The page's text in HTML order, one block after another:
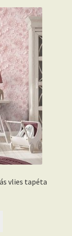
vlies tapéta